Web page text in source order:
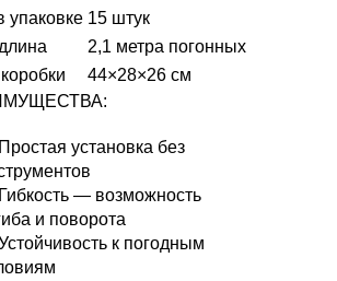
упаковке 15 штук
2,1 метра погонных
44×28×26 см
установка без
— возможность
и поворота
к погодным